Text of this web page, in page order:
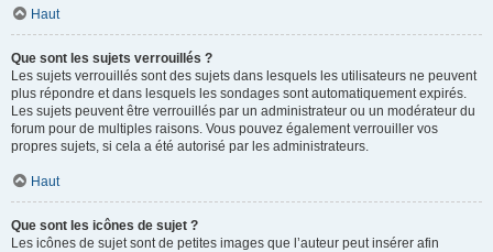
Haut
Que sont les sujets verrouillés ?
Les sujets verrouillés sont des sujets dans lesquels les utilisateurs ne peuvent
plus répondre et dans lesquels les sondages sont automatiquement expirés.
Les sujets peuvent être verrouillés par un administrateur ou un modérateur du
forum pour de multiples raisons. Vous pouvez également verrouiller vos
propres sujets, si cela a été autorisé par les administrateurs.
Haut
Que sont les icônes de sujet ?
Les icônes de sujet sont de petites images que l’auteur peut insérer afin